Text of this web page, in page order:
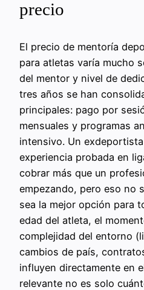
precio
El precio de mentoría
para atletas varía mucho
del mentor y nivel de
tres años se han
principales: pago por
mensuales y programas
intensivo. Un
experiencia probada en
cobrar más que un
empezando, pero eso no
sea la mejor opción para
edad del atleta, el
complejidad del entorno
cambios de país,
influyen directamente en
relevante no es solo